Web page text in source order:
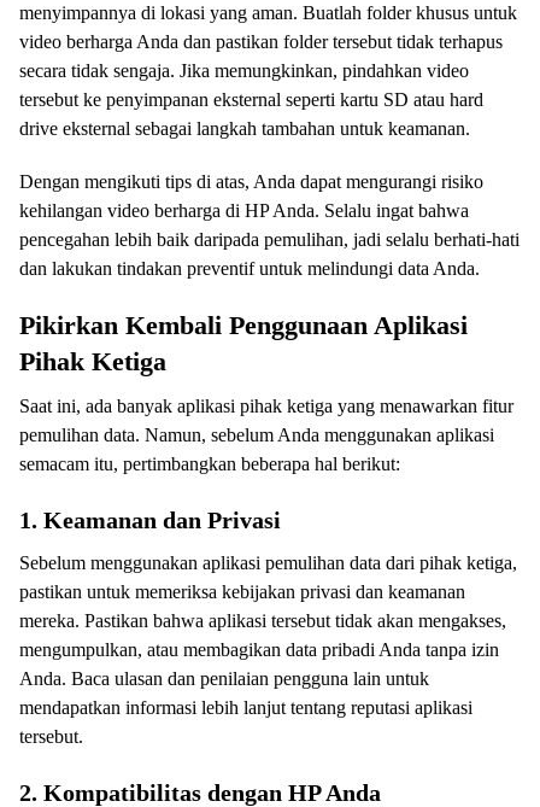
menyimpannya di lokasi yang aman. Buatlah folder khusus untuk
video berharga Anda dan pastikan folder tersebut tidak terhapus
secara tidak sengaja. Jika memungkinkan, pindahkan video
tersebut ke penyimpanan eksternal seperti kartu SD atau hard
drive eksternal sebagai langkah tambahan untuk keamanan.
Dengan mengikuti tips di atas, Anda dapat mengurangi risiko
kehilangan video berharga di HP Anda. Selalu ingat bahwa
pencegahan lebih baik daripada pemulihan, jadi selalu berhati-hati
dan lakukan tindakan preventif untuk melindungi data Anda.
Pikirkan Kembali Penggunaan Aplikasi
Pihak Ketiga
Saat ini, ada banyak aplikasi pihak ketiga yang menawarkan fitur
pemulihan data. Namun, sebelum Anda menggunakan aplikasi
semacam itu, pertimbangkan beberapa hal berikut:
1. Keamanan dan Privasi
Sebelum menggunakan aplikasi pemulihan data dari pihak ketiga,
pastikan untuk memeriksa kebijakan privasi dan keamanan
mereka. Pastikan bahwa aplikasi tersebut tidak akan mengakses,
mengumpulkan, atau membagikan data pribadi Anda tanpa izin
Anda. Baca ulasan dan penilaian pengguna lain untuk
mendapatkan informasi lebih lanjut tentang reputasi aplikasi
tersebut.
2. Kompatibilitas dengan HP Anda